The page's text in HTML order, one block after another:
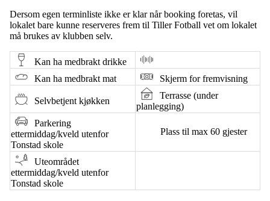
Dersom egen terminliste ikke er klar når booking foretas, vil
lokalet bare kunne reserveres frem til Tiller Fotball vet om lokalet
må brukes av klubben selv.
Kan ha medbrakt drikke
Kan ha medbrakt mat
Skjerm for fremvisning
Selvbetjent kjøkken
Terrasse (under
planlegging)
Parkering
ettermiddag/kveld utenfor
Tonstad skole
Plass til max 60 gjester
Uteområdet
ettermiddag/kveld utenfor
Tonstad skole